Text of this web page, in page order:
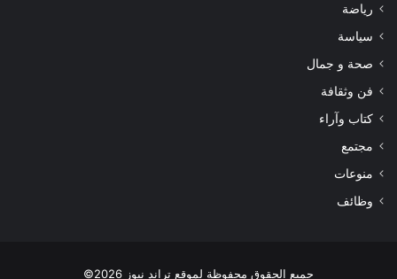
رياضة
سياسة
صحة و جمال
فن وثقافة
كتاب وآراء
مجتمع
منوعات
وظائف
جميع الحقوق محفوظة لموقع تراند نيوز 2026©